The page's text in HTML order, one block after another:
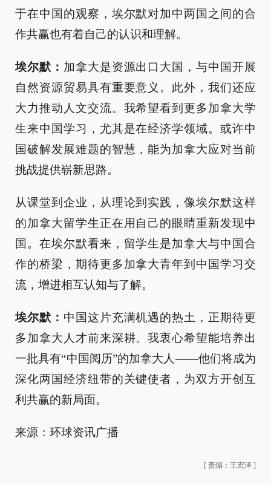
于在中国的观察，埃尔默对加中两国之间的合
作共赢也有着自己的认识和理解。
埃尔默： 加拿大是资源出口大国，与中国开展
自然资源贸易具有重要意义。此外，我们还应
大力推动人文交流。我希望看到更多加拿大学
生来中国学习，尤其是在经济学领域。或许中
国破解发展难题的智慧，能为加拿大应对当前
挑战提供崭新思路。
从课堂到企业，从理论到实践，像埃尔默这样
的加拿大留学生正在用自己的眼睛重新发现中
国。在埃尔默看来，留学生是加拿大与中国合
作的桥梁，期待更多加拿大青年到中国学习交
流，增进相互认知与了解。
埃尔默： 中国这片充满机遇的热土，正期待更
多加拿大人才前来深耕。我衷心希望能培养出
一批具有“中国阅历”的加拿大人——他们将成为
深化两国经济纽带的关键使者，为双方开创互
利共赢的新局面。
来源：环球资讯广播
[ 责编：王宏泽 ]